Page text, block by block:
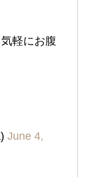
軽にお腹
June 4,